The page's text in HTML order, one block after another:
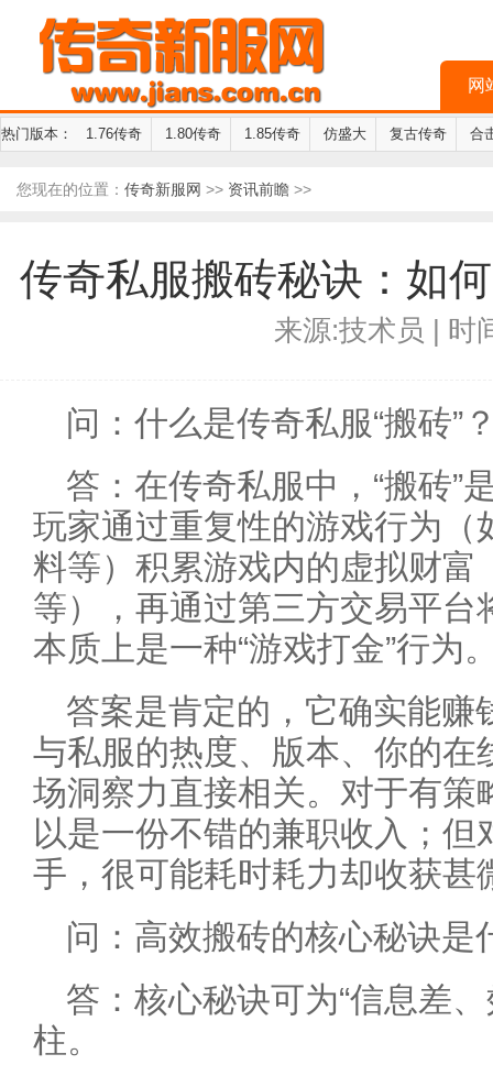
网
热门版本： 1.76传奇 1.80传奇 1.85传奇 仿盛大 复古传奇 合
您现在的位置： 传奇新服网 >> 资讯前瞻 >>
传奇私服搬砖秘诀：如
来源:技术员 | 时
问：什么是传奇私服“搬砖”
答：在传奇私服中，“搬砖”
玩家通过重复性的游戏行为（
料等）积累游戏内的虚拟财富
等），再通过第三方交易平台
本质上是一种“游戏打金”行为
答案是肯定的，它确实能赚
与私服的热度、版本、你的在
场洞察力直接相关。对于有策
以是一份不错的兼职收入；
手，很可能耗时耗力却收获甚
问：高效搬砖的核心秘诀是
答：核心秘诀可为“信息差
柱。